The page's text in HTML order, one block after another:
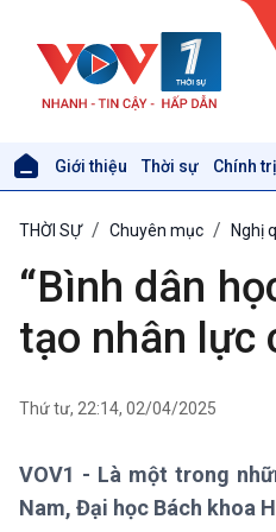
Giới thiệu Thời sự Chính trị
Xã hội
Tin Đời sống & Xã hội
THỜI SỰ Chuyên mục Nghị
“Bình dân
tạo nhân lực
Thứ tư, 22:14, 02/04/2025
VOV1 - Là một trong
Nam, Đại học Bách khoa